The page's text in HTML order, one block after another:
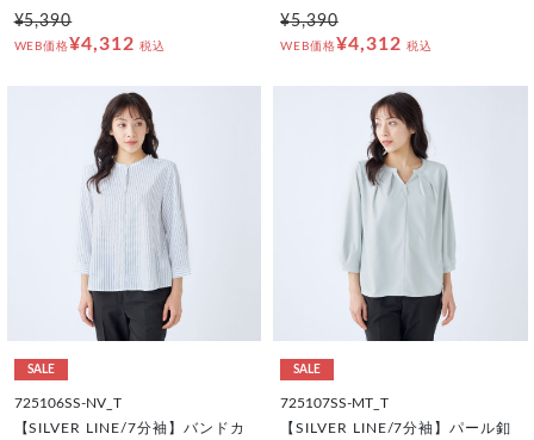
¥5,390
WEB価格¥4,312 税込
¥5,390
WEB価格¥4,312 税込
SALE
725106SS-NV_T
【SILVER LINE/7分袖】バンドカ
SALE
725107SS-MT_T
【SILVER LINE/7分袖】パール釦